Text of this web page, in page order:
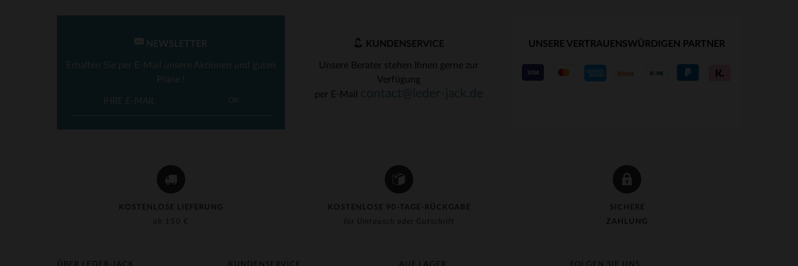
KOSTENLOSE LIEFERUNG
ab 150 €
KOSTENLOSE 90-TAGE-RÜCKGABE
für Umtausch oder Gutschrift
SICHERE
ZAHLUNG
NEWSLETTER
Erhalten Sie per E-Mail unsere Aktionen und guten
Pläne !
OK
KUNDENSERVICE
Unsere Berater stehen Ihnen gerne zur
Verfügung
per E-Mail
UNSERE VERTRAUENSWÜRDIGEN PARTNER